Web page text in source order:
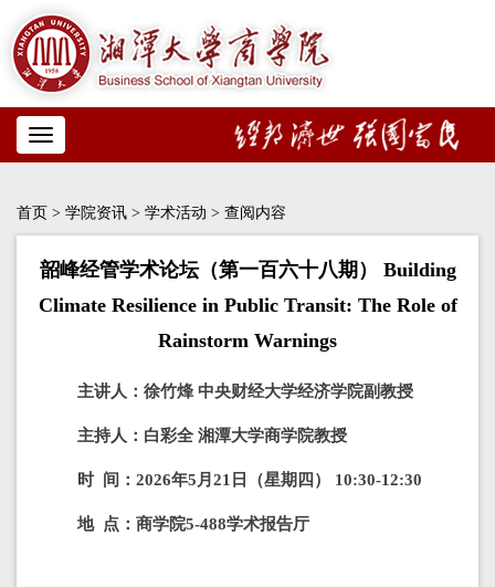
Toggle
navigation
首页 > 学院资讯 > 学术活动 > 查阅内容
韶峰经管学术论坛（第一百六十八期） Building
Climate Resilience in Public Transit: The Role of
Rainstorm Warnings
主讲人：徐竹烽 中央财经大学经济学院副教授
主持人：白彩全 湘潭大学商学院教授
时 间：2026年5月21日（星期四） 10:30-12:30
地 点：商学院5-488学术报告厅